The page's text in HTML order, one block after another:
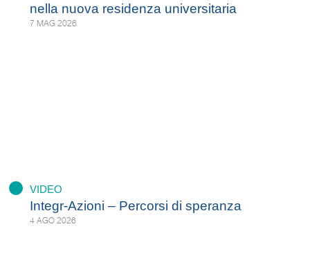
nella nuova residenza universitaria
7 MAG 2026
VIDEO
Integr-Azioni – Percorsi di speranza
4 AGO 2026